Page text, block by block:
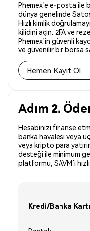
Phemex’e e-posta ile
dünya genelinde
Hızlı kimlik
kilidini açın. 2FA ve
Phemex’in güvenli
ve güvenilir bir borsa
Hemen Kayıt Ol
Adım 2.
Hesabınızı finanse
banka havalesi veya
veya kripto para
desteği ile minimum
platformu, SAVM’i
Kredi/Banka Kartı